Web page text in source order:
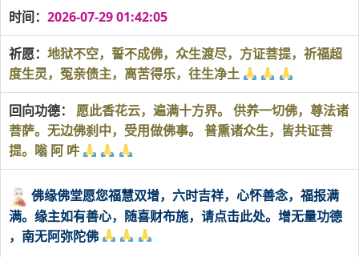
时间： 2026-07-29 01:42:05
祈愿： 地狱不空，誓不成佛，众生渡尽，方证菩提，祈福超
度生灵，冤亲债主，离苦得乐，往生净土
回向功德： 愿此香花云，遍满十方界。 供养一切佛，尊法诸
菩萨。无边佛刹中，受用做佛事。 普熏诸众生，皆共证菩
提。嗡 阿 吽
佛缘佛堂愿您福慧双增，六时吉祥，心怀善念，福报满
满。缘主如有善心，随喜财布施，请点击此处。增无量功德
，南无阿弥陀佛